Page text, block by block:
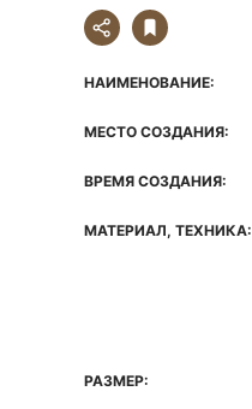
НАИМЕНОВАНИЕ:
МЕСТО СОЗДАНИЯ:
ВРЕМЯ СОЗДАНИЯ:
МАТЕРИАЛ, ТЕХНИКА:
РАЗМЕР: